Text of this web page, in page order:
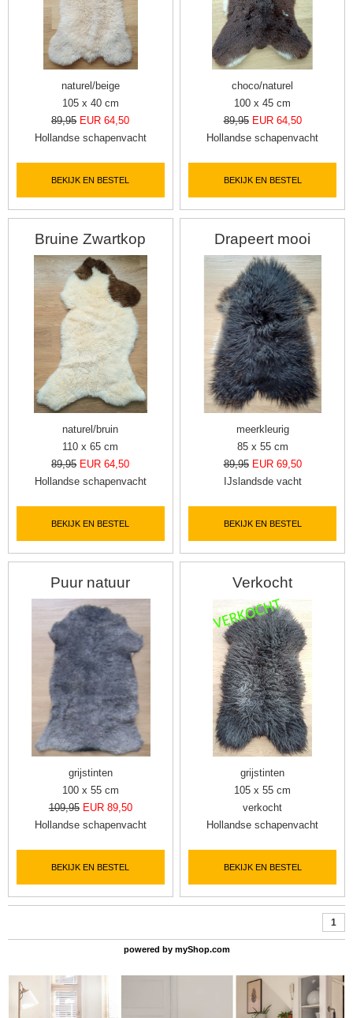
naturel/beige
105 x 40 cm
89,95 EUR 64,50
Hollandse schapenvacht
BEKIJK EN BESTEL
choco/naturel
100 x 45 cm
89,95 EUR 64,50
Hollandse schapenvacht
BEKIJK EN BESTEL
Bruine Zwartkop
naturel/bruin
110 x 65 cm
89,95 EUR 64,50
Hollandse schapenvacht
BEKIJK EN BESTEL
Drapeert mooi
meerkleurig
85 x 55 cm
89,95 EUR 69,50
IJslandsde vacht
BEKIJK EN BESTEL
Puur natuur
grijstinten
100 x 55 cm
109,95 EUR 89,50
Hollandse schapenvacht
BEKIJK EN BESTEL
Verkocht
grijstinten
105 x 55 cm
verkocht
Hollandse schapenvacht
BEKIJK EN BESTEL
1
powered by myShop.com